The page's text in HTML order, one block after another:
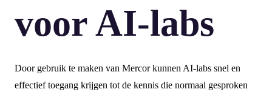
voor AI-labs
Door gebruik te maken van Mercor kunnen AI-labs snel en
effectief toegang krijgen tot de kennis die normaal gesproken